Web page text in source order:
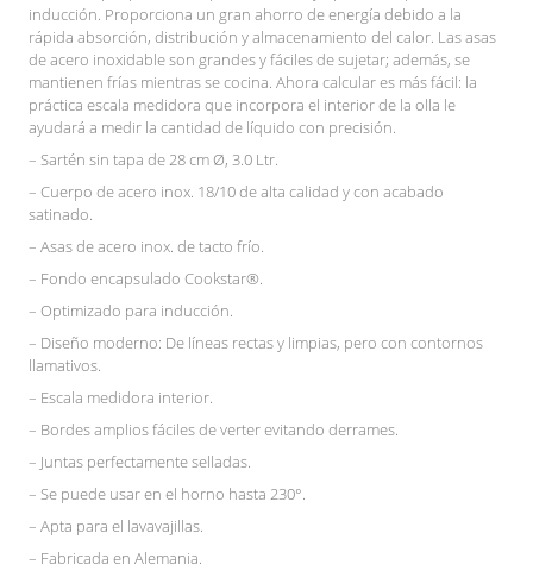
inducción. Proporciona un gran ahorro de energía debido a la
rápida absorción, distribución y almacenamiento del calor. Las asas
de acero inoxidable son grandes y fáciles de sujetar; además, se
mantienen frías mientras se cocina. Ahora calcular es más fácil: la
práctica escala medidora que incorpora el interior de la olla le
ayudará a medir la cantidad de líquido con precisión.
– Sartén sin tapa de 28 cm Ø, 3.0 Ltr.
– Cuerpo de acero inox. 18/10 de alta calidad y con acabado
satinado.
– Asas de acero inox. de tacto frío.
– Fondo encapsulado Cookstar®.
– Optimizado para inducción.
– Diseño moderno: De líneas rectas y limpias, pero con contornos
llamativos.
– Escala medidora interior.
– Bordes amplios fáciles de verter evitando derrames.
– Juntas perfectamente selladas.
– Se puede usar en el horno hasta 230°.
– Apta para el lavavajillas.
– Fabricada en Alemania.